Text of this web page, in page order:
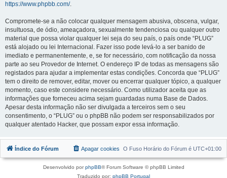
https://www.phpbb.com/.
Compromete-se a não colocar qualquer mensagem abusiva, obscena, vulgar,
insultuosa, de ódio, ameaçadora, sexualmente tendenciosa ou qualquer outro
material que possa violar qualquer lei seja do seu país, o país onde “PLUG”
está alojado ou lei Internacional. Fazer isso pode levá-lo a ser banido de
imediato e permanentemente, e, se for necessário, com notificação da nossa
parte ao seu Provedor de Internet. O endereço IP de todas as mensagens são
registados para ajudar a implementar estas condições. Concorda que “PLUG”
tem o direito de remover, editar, mover ou encerrar qualquer tópico, a qualquer
momento, caso este considere necessário. Como utilizador aceita que as
informações que forneceu acima sejam guardadas numa Base de Dados.
Apesar desta informação não ser divulgada a terceiros sem o seu
consentimento, o “PLUG” ou o phpBB não podem ser responsabilizados por
qualquer atentado Hacker, que possam expor essa informação.
Índice do Fórum O Fuso Horário do Fórum é UTC+01:00
Apagar cookies
Desenvolvido porphpBB® Forum Software © phpBB Limited
Traduzido por: phpBB Portugal